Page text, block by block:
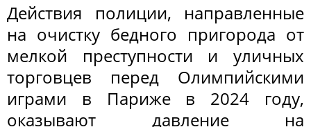
Действия полиции, направленные
на очистку бедного пригорода от
мелкой преступности и уличных
торговцев перед Олимпийскими
играми в Париже в 2024 году,
оказывают давление на